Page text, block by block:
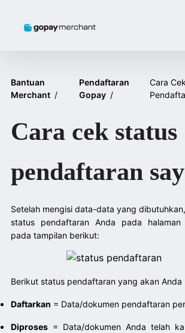
Bantuan
Merchant /
Pendaftaran
Gopay /
Cara
Cara cek status
pendaftaran
Setelah mengisi data-data yang
status pendaftaran Anda pada
pada tampilan berikut:
Berikut status pendaftaran yang akan Anda
Daftarkan = Data/dokumen pendaftaran
Diproses= Data/dokumen Anda telah